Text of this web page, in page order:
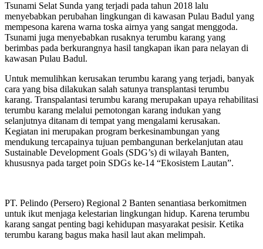
Tsunami Selat Sunda yang terjadi pada tahun 2018 lalu
menyebabkan perubahan lingkungan di kawasan Pulau Badul yang
mempesona karena warna toska airnya yang sangat menggoda.
Tsunami juga menyebabkan rusaknya terumbu karang yang
berimbas pada berkurangnya hasil tangkapan ikan para nelayan di
kawasan Pulau Badul.
Untuk memulihkan kerusakan terumbu karang yang terjadi, banyak
cara yang bisa dilakukan salah satunya transplantasi terumbu
karang. Transpalantasi terumbu karang merupakan upaya rehabilitasi
terumbu karang melalui pemotongan karang indukan yang
selanjutnya ditanam di tempat yang mengalami kerusakan.
Kegiatan ini merupakan program berkesinambungan yang
mendukung tercapainya tujuan pembangunan berkelanjutan atau
Sustainable Development Goals (SDG’s) di wilayah Banten,
khususnya pada target poin SDGs ke-14 “Ekosistem Lautan”.
PT. Pelindo (Persero) Regional 2 Banten senantiasa berkomitmen
untuk ikut menjaga kelestarian lingkungan hidup. Karena terumbu
karang sangat penting bagi kehidupan masyarakat pesisir. Ketika
terumbu karang bagus maka hasil laut akan melimpah.